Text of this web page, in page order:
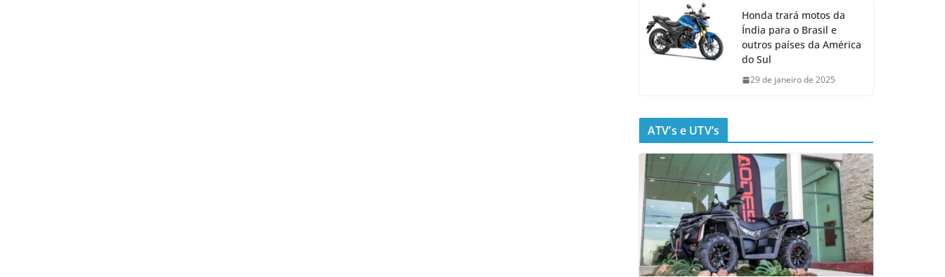
Honda trará motos da
Índia para o Brasil e
outros países da América
do Sul
29 de janeiro de 2025
ATV’s e UTV’s